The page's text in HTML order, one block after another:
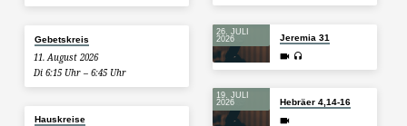
Gebetskreis
11. August 2026
Di 6:15 Uhr – 6:45 Uhr
Hauskreise
26. JULI
2026
Jeremia 31
19. JULI
2026
Hebräer 4,14-16